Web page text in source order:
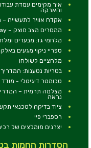
והארקה
אקדח אוויר לתעשייה
ממסרים מצב מוצק – Solid State Relay
מלחמי גז: מבערים
ספריי ניקוי מגעים
מלחציים לשולחן
בטריות נטענות:
טכומטר דיגיטלי - מודד
מצלמה תרמית –
נראה
ציוד בדיקה לטכנאי
רספברי פיי
יצרנים מומלצים של
הסדרות החמות